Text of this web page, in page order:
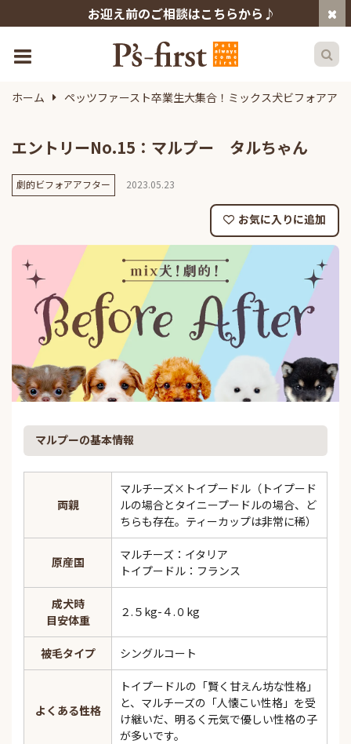
お迎え前のご相談はこちらから♪
ホーム ペッツファースト卒業生大集合！ミックス犬ビフォアア
エントリーNo.15：マルプー タルちゃん
劇的ビフォアアフター 2023.05.23
お気に入りに追加
マルプーの基本情報
両親
マルチーズ×トイプードル（トイプード
ルの場合とタイニープードルの場合、ど
ちらも存在。ティーカップは非常に稀）
原産国
マルチーズ：イタリア
トイプードル：フランス
成犬時
目安体重
２.５kg-４.０kg
被毛タイプ シングルコート
よくある性格
トイプードルの「賢く甘えん坊な性格」
と、マルチーズの「人懐こい性格」を受
け継いだ、明るく元気で優しい性格の子
が多いです。